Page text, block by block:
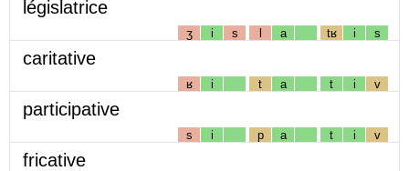
législatrice
ʒ i s l a tʁ i s
caritative
ʁ i t a t i v
participative
s i p a t i v
fricative